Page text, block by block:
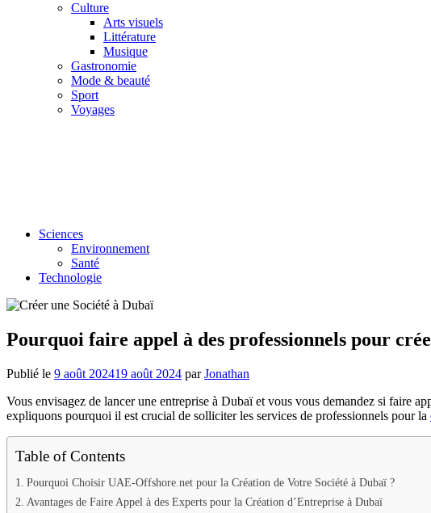
Culture
Arts visuels
Littérature
Musique
Gastronomie
Mode & beauté
Sport
Voyages
Sciences
Environnement
Santé
Technologie
Pourquoi faire appel à des professionnels pour
Publié le 9 août 202419 août 2024 parJonathan
Vous envisagez de lancer une entreprise à Dubaï et vous vous demandez si faire
expliquons pourquoi il est crucial de solliciter les services de professionnels pour la
Table of Contents
Pourquoi Choisir UAE-Offshore.net pour la Création de Votre Société à Dubaï ?
Avantages de Faire Appel à des Experts pour la Création d’Entreprise à Dubaï